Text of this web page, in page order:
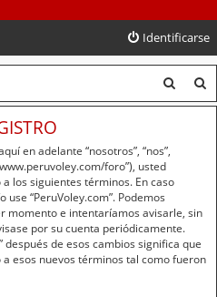
Identificarse
u
u
r
en adelante “nosotros”, “nos”,
foro”), usted
los siguientes términos. En caso
“PeruVoley.com”. Podemos
momento e intentaríamos avisarle, sin
por su cuenta periódicamente.
después de esos cambios significa que
esos nuevos términos tal como fueron